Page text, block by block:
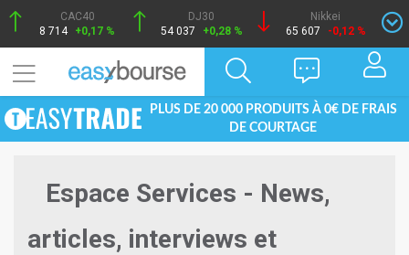
CAC40
8 714 +0,17 %
DJ30
54 037
+0,28 %
Nikkei
65 607
-0,12 %
PLUS DE 20 000 PRODUITS À 0€ DE FRAIS
DE COURTAGE
Espace Services - News,
articles, interviews et